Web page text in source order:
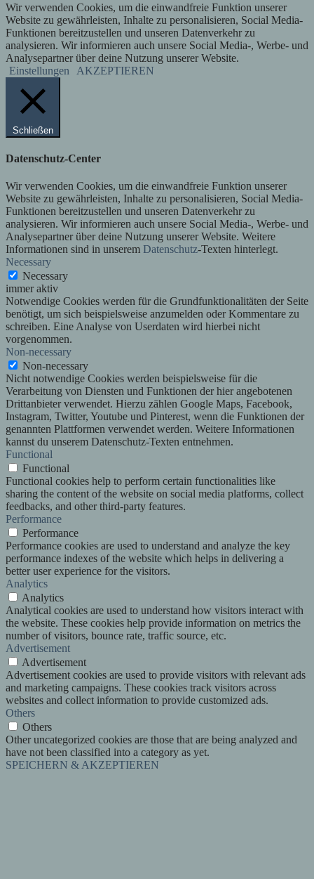
Wir verwenden Cookies, um die einwandfreie Funktion unserer
Website zu gewährleisten, Inhalte zu personalisieren, Social Media-
Funktionen bereitzustellen und unseren Datenverkehr zu
analysieren. Wir informieren auch unsere Social Media-, Werbe- und
Analysepartner über deine Nutzung unserer Website.
Einstellungen
AKZEPTIEREN
Schließen
Datenschutz-Center
Wir verwenden Cookies, um die einwandfreie Funktion unserer
Website zu gewährleisten, Inhalte zu personalisieren, Social Media-
Funktionen bereitzustellen und unseren Datenverkehr zu
analysieren. Wir informieren auch unsere Social Media-, Werbe- und
Analysepartner über deine Nutzung unserer Website. Weitere
Informationen sind in unserem Datenschutz-Texten hinterlegt.
Necessary
Necessary
immer aktiv
Notwendige Cookies werden für die Grundfunktionalitäten der Seite
benötigt, um sich beispielsweise anzumelden oder Kommentare zu
schreiben. Eine Analyse von Userdaten wird hierbei nicht
vorgenommen.
Non-necessary
Non-necessary
Nicht notwendige Cookies werden beispielsweise für die
Verarbeitung von Diensten und Funktionen der hier angebotenen
Drittanbieter verwendet. Hierzu zählen Google Maps, Facebook,
Instagram, Twitter, Youtube und Pinterest, wenn die Funktionen der
genannten Plattformen verwendet werden. Weitere Informationen
kannst du unserem Datenschutz-Texten entnehmen.
Functional
Functional
Functional cookies help to perform certain functionalities like
sharing the content of the website on social media platforms, collect
feedbacks, and other third-party features.
Performance
Performance
Performance cookies are used to understand and analyze the key
performance indexes of the website which helps in delivering a
better user experience for the visitors.
Analytics
Analytics
Analytical cookies are used to understand how visitors interact with
the website. These cookies help provide information on metrics the
number of visitors, bounce rate, traffic source, etc.
Advertisement
Advertisement
Advertisement cookies are used to provide visitors with relevant ads
and marketing campaigns. These cookies track visitors across
websites and collect information to provide customized ads.
Others
Others
Other uncategorized cookies are those that are being analyzed and
have not been classified into a category as yet.
SPEICHERN & AKZEPTIEREN